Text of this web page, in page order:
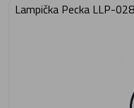
Lampička Pecka LLP-028